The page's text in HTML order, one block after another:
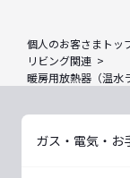
個人のお客さまトッ
リビング関連
暖房用放熱器（温水
ガス・電気・お